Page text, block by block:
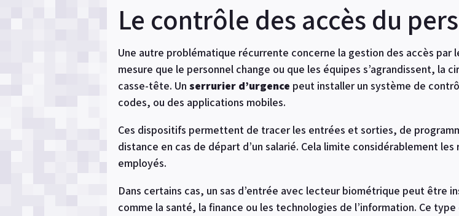
Le contrôle des accès du
Une autre problématique récurrente concerne la gestion des accès
mesure que le personnel change ou que les équipes s’agrandissent, la
casse-tête. Un serrurier d’urgence peut installer un système de
codes, ou des applications mobiles.
Ces dispositifs permettent de tracer les entrées et sorties, de
distance en cas de départ d’un salarié. Cela limite considérablement
employés.
Dans certains cas, un sas d’entrée avec lecteur biométrique peut être
comme la santé, la finance ou les technologies de l’information. Ce